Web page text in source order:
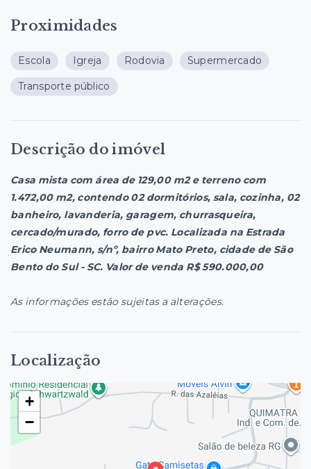
Proximidades
Escola Igreja Rodovia Supermercado
Transporte público
Descrição do imóvel
Casa mista com área de 129,00 m2 e terreno com
1.472,00 m2, contendo 02 dormitórios, sala, cozinha, 02
banheiro, lavanderia, garagem, churrasqueira,
cercado/murado, forro de pvc. Localizada na Estrada
Erico Neumann, s/nº, bairro Mato Preto, cidade de São
Bento do Sul - SC. Valor de venda R$ 590.000,00
As informações estão sujeitas a alterações.
Localização
+
−